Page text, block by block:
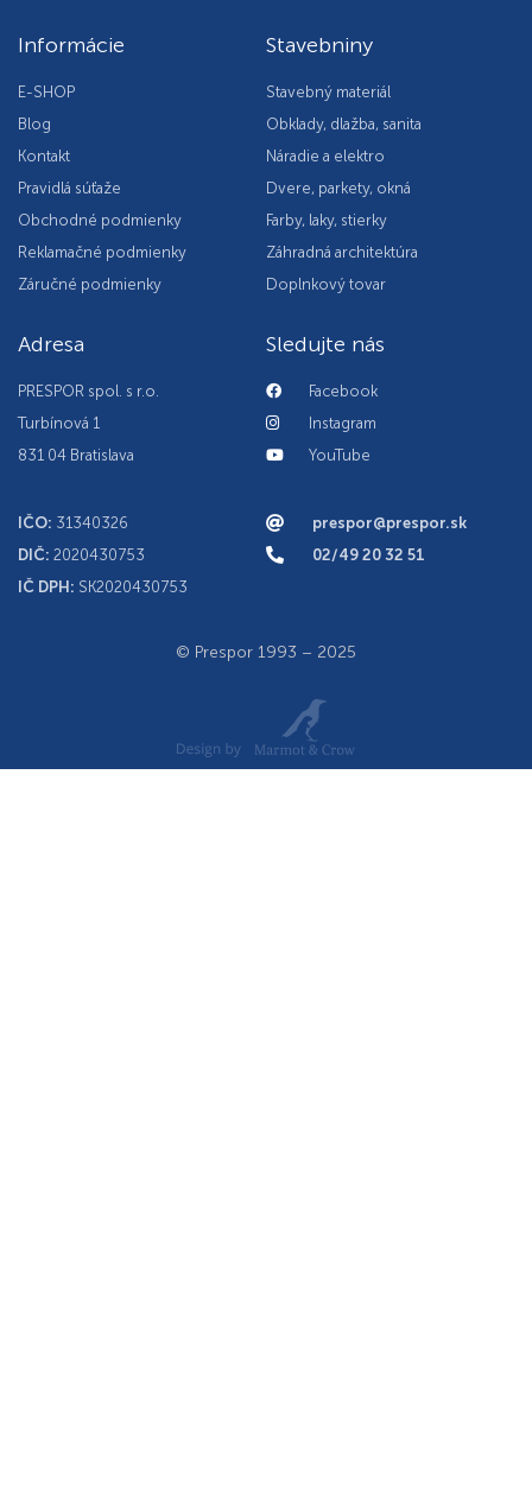
Informácie
E-SHOP
Blog
Kontakt
Pravidlá súťaže
Obchodné podmienky
Reklamačné podmienky
Záručné podmienky
Stavebniny
Stavebný materiál
Obklady, dlažba, sanita
Náradie a elektro
Dvere, parkety, okná
Farby, laky, stierky
Záhradná architektúra
Doplnkový tovar
Adresa
PRESPOR spol. s r.o.
Turbínová 1
831 04 Bratislava
IČO: 31340326
DIČ: 2020430753
IČ DPH: SK2020430753
Sledujte nás
Facebook
Instagram
YouTube
prespor@prespor.sk
02/49 20 32 51
© Prespor 1993 – 2025